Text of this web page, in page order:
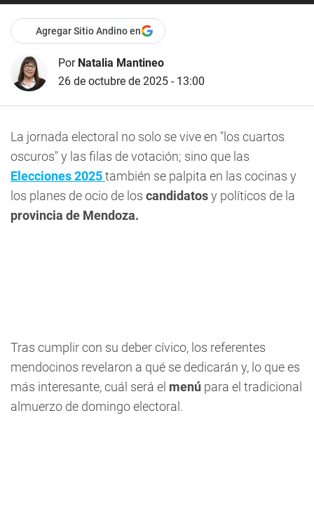
Agregar Sitio Andino en
Por Natalia Mantineo
26 de octubre de 2025 - 13:00
La jornada electoral no solo se vive en "los cuartos
oscuros" y las filas de votación; sino que las
Elecciones 2025también se palpita en las cocinas y
los planes de ocio de los candidatosy políticos de la
provincia de Mendoza.
Tras cumplir con su deber cívico, los referentes
mendocinos revelaron a qué se dedicarán y, lo que es
más interesante, cuál será el menú para el tradicional
almuerzo de domingo electoral.